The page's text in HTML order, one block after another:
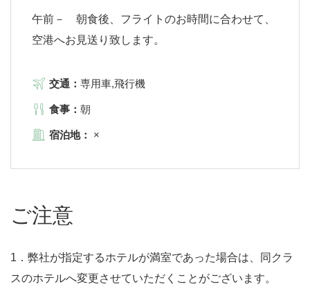
午前－ 朝食後、フライトのお時間に合わせて、
空港へお見送り致します。
交通： 専用車,飛行機
食事： 朝
宿泊地： ×
ご注意
1．弊社が指定するホテルが満室であった場合は、同クラ
スのホテルへ変更させていただくことがございます。